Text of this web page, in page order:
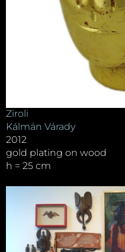
Ziroli
Kálmán Várady
2012
gold plating on wood
h = 25 cm